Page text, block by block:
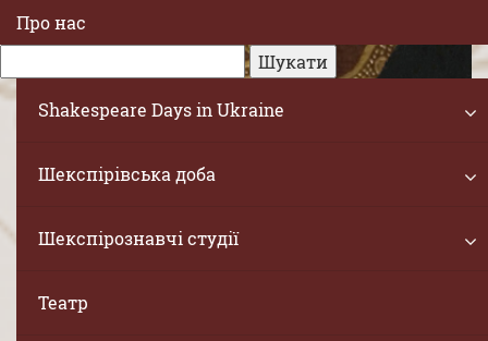
Про нас
Shakespeare Days in Ukraine
Шекспірівська доба
Шекспірознавчі студії
Театр